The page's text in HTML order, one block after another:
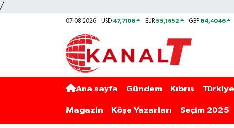
/
07-08-2026 USD 47,7106 EUR55,1652 GBP 64,4046
Ana sayfa Gündem Kıbrıs Türkiye
Magazin Köşe Yazarları Seçim 2025